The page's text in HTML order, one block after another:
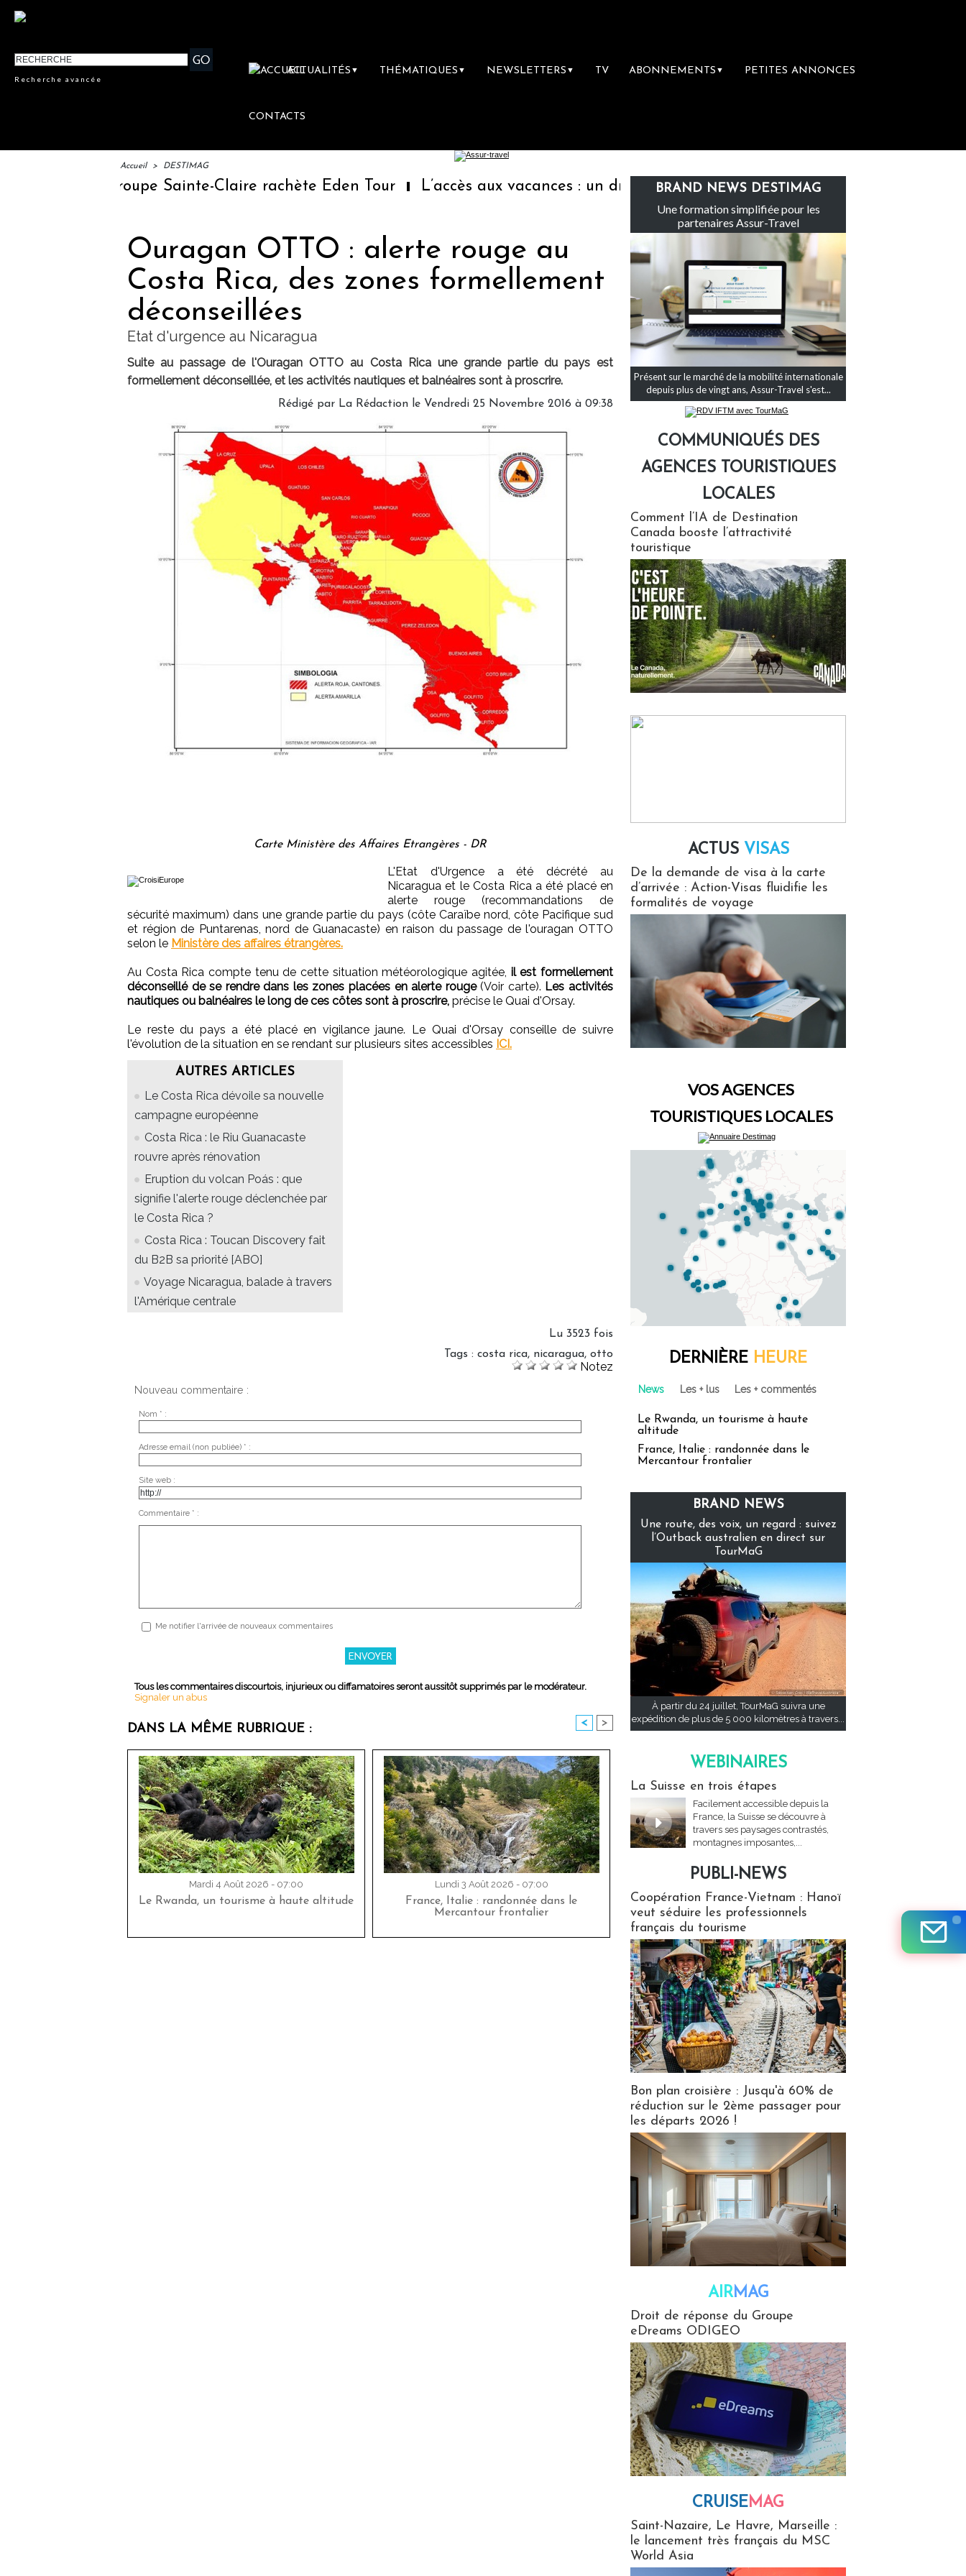
Recherche avancée
ACTUALITÉS ▼ THÉMATIQUES ▼ NEWSLETTERS ▼ TV ABONNEMENTS ▼ PETITES ANNONCES
CONTACTS
Accueil > DESTIMAG
Le groupe Sainte-Claire rachète Eden Tour L’accès aux vacances : un droit inachevé totalement abandonné par les
Ouragan OTTO : alerte rouge au
Costa Rica, des zones formellement
déconseillées
Etat d'urgence au Nicaragua
Suite au passage de l'Ouragan OTTO au Costa Rica une grande partie du pays est
formellement déconseillée, et les activités nautiques et balnéaires sont à proscrire.
Rédigé par La Rédaction le Vendredi 25 Novembre 2016 à 09:38
Carte Ministère des Affaires Etrangères - DR
L'Etat d'Urgence a été décrété au
Nicaragua et le Costa Rica a été placé en
alerte rouge (recommandations de
sécurité maximum) dans une grande partie du pays (côte Caraïbe nord, côte Pacifique sud
et région de Puntarenas, nord de Guanacaste) en raison du passage de l'ouragan OTTO
selon le Ministère des affaires étrangères.
Au Costa Rica compte tenu de cette situation météorologique agitée, il est formellement
déconseillé de se rendre dans les zones placées en alerte rouge(Voir carte). Les activités
nautiques ou balnéaires le long de ces côtes sont à proscrire, précise le Quai d'Orsay.
Le reste du pays a été placé en vigilance jaune. Le Quai d'Orsay conseille de suivre
l'évolution de la situation en se rendant sur plusieurs sites accessibles ICI.
AUTRES ARTICLES
Le Costa Rica dévoile sa nouvelle
campagne européenne
Costa Rica : le Riu Guanacaste
rouvre après rénovation
Eruption du volcan Poás : que
signifie l'alerte rouge déclenchée par
le Costa Rica ?
Costa Rica : Toucan Discovery fait
du B2B sa priorité [ABO]
Voyage Nicaragua, balade à travers
l'Amérique centrale
Lu 3523 fois
Tags : costa rica, nicaragua, otto
Notez
Nouveau commentaire :
Nom * :
Adresse email (non publiée) * :
Site web :
Commentaire * :
Me notifier l'arrivée de nouveaux commentaires
Tous les commentaires discourtois, injurieux ou diffamatoires seront aussitôt supprimés par le modérateur.
Signaler un abus
DANS LA MÊME RUBRIQUE : < >
Mardi 4 Août 2026 - 07:00
Le Rwanda, un tourisme à haute altitude
Lundi 3 Août 2026 - 07:00
France, Italie : randonnée dans le
Mercantour frontalier
BRAND NEWS DESTIMAG
Une formation simplifiée pour les
partenaires Assur-Travel
Présent sur le marché de la mobilité internationale
depuis plus de vingt ans, Assur-Travel s'est...
COMMUNIQUÉS DES
AGENCES TOURISTIQUES
LOCALES
Comment l’IA de Destination
Canada booste l’attractivité
touristique
ACTUS VISAS
De la demande de visa à la carte
d’arrivée : Action-Visas fluidifie les
formalités de voyage
VOS AGENCES
TOURISTIQUES LOCALES
DERNIÈRE HEURE
News Les + lus Les + commentés
Le Rwanda, un tourisme à haute
altitude
France, Italie : randonnée dans le
Mercantour frontalier
BRAND NEWS
Une route, des voix, un regard : suivez
l’Outback australien en direct sur
TourMaG
À partir du 24 juillet, TourMaG suivra une
expédition de plus de 5 000 kilomètres à travers...
WEBINAIRES
La Suisse en trois étapes
Facilement accessible depuis la
France, la Suisse se découvre à
travers ses paysages contrastés,
montagnes imposantes,...
PUBLI-NEWS
Coopération France-Vietnam : Hanoï
veut séduire les professionnels
français du tourisme
Bon plan croisière : Jusqu'à 60% de
réduction sur le 2ème passager pour
les départs 2026 !
AIRMAG
Droit de réponse du Groupe
eDreams ODIGEO
CRUISEMAG
Saint-Nazaire, Le Havre, Marseille :
le lancement très français du MSC
World Asia